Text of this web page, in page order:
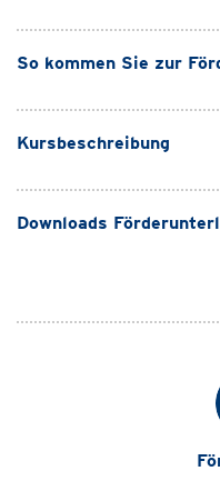
So kommen Sie zur
Kursbeschreibung
Downloads